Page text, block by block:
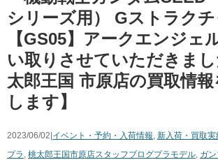
シリーズ用） Gストラク
【GS05】アークエンジェ
い取りさせていただきま
太郎王国 市原店の買取情
します】
2023/06/02|イベント・予約・入荷情報 新入荷・買取実
プラ 桃太郎王国市原店スタッフブログプラモデル ガン